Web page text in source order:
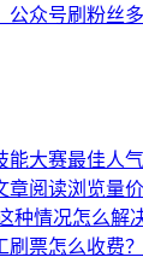
公众号刷粉丝
能大赛最佳人
章阅读浏览量
种情况怎么解
票怎么收费？